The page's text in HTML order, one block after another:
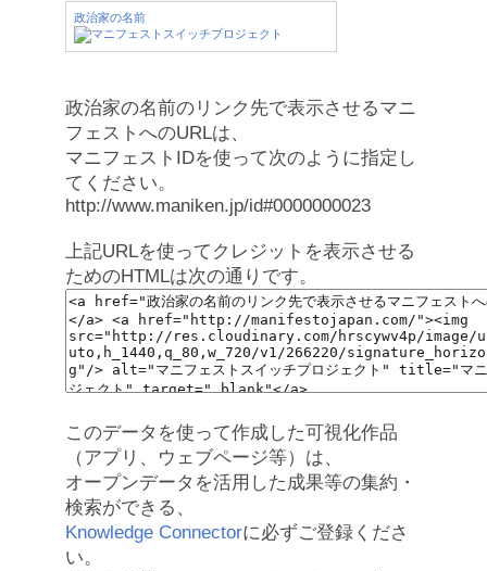
政治家の名前
政治家の名前のリンク先で表示させるマニ
フェストへのURLは、
マニフェストIDを使って次のように指定し
てください。
http://www.maniken.jp/id#0000000023
上記URLを使ってクレジットを表示させる
ためのHTMLは次の通りです。
このデータを使って作成した可視化作品
（アプリ、ウェブページ等）は、
オープンデータを活用した成果等の集約・
検索ができる、
Knowledge Connectorに必ずご登録くださ
い。